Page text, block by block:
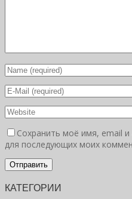
Сохранить моё имя, email и
для последующих моих
КАТЕГОРИИ